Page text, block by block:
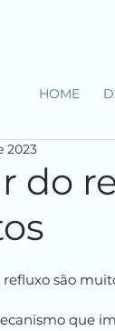
HOME
do
2023
refluxo são
que